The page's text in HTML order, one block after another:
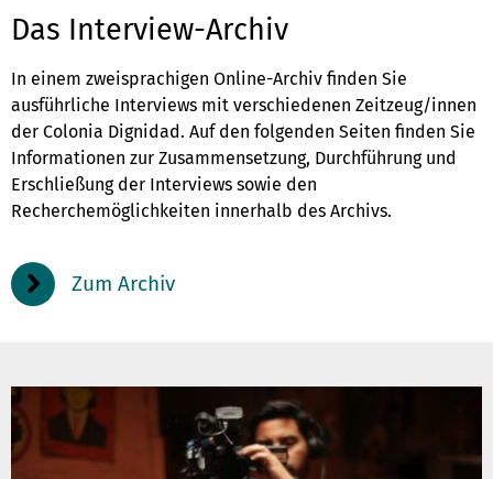
Das Interview-Archiv
In einem zweisprachigen Online-Archiv finden Sie
ausführliche Interviews mit verschiedenen Zeitzeug/innen
der Colonia Dignidad. Auf den folgenden Seiten finden Sie
Informationen zur Zusammensetzung, Durchführung und
Erschließung der Interviews sowie den
Recherchemöglichkeiten innerhalb des Archivs.
Zum Archiv